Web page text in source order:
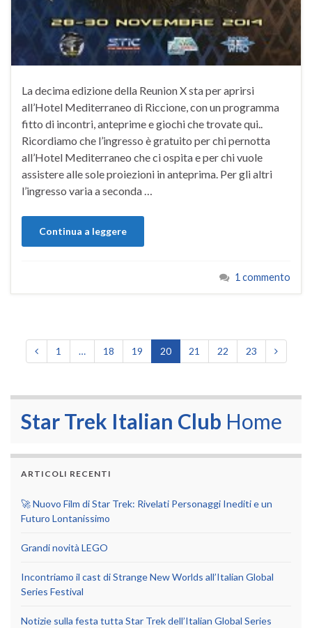
La decima edizione della Reunion X sta per aprirsi
all’Hotel Mediterraneo di Riccione, con un programma
fitto di incontri, anteprime e giochi che trovate qui..
Ricordiamo che l’ingresso è gratuito per chi pernotta
all’Hotel Mediterraneo che ci ospita e per chi vuole
assistere alle sole proiezioni in anteprima. Per gli altri
l’ingresso varia a seconda …
Continua a leggere
1 commento
1 … 18 19 20 21 22 23
Star Trek Italian Club Home
ARTICOLI RECENTI
🚀 Nuovo Film di Star Trek: Rivelati Personaggi Inediti e un
Futuro Lontanissimo
Grandi novità LEGO
Incontriamo il cast di Strange New Worlds all’Italian Global
Series Festival
Notizie sulla festa tutta Star Trek dell’Italian Global Series